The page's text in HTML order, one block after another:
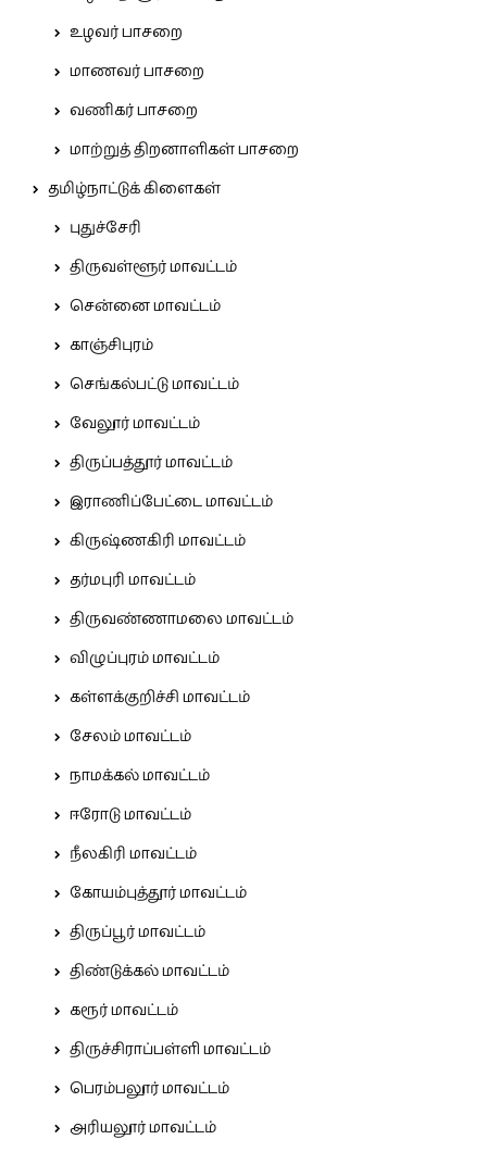
உழவர் பாசறை
மாணவர் பாசறை
வணிகர் பாசறை
மாற்றுத் திறனாளிகள் பாசறை
தமிழ்நாட்டுக் கிளைகள்
புதுச்சேரி
திருவள்ளூர் மாவட்டம்
சென்னை மாவட்டம்
காஞ்சிபுரம்
செங்கல்பட்டு மாவட்டம்
வேலூர் மாவட்டம்
திருப்பத்தூர் மாவட்டம்
இராணிப்பேட்டை மாவட்டம்
கிருஷ்ணகிரி மாவட்டம்
தர்மபுரி மாவட்டம்
திருவண்ணாமலை மாவட்டம்
விழுப்புரம் மாவட்டம்
கள்ளக்குறிச்சி மாவட்டம்
சேலம் மாவட்டம்
நாமக்கல் மாவட்டம்
ஈரோடு மாவட்டம்
நீலகிரி மாவட்டம்
கோயம்புத்தூர் மாவட்டம்
திருப்பூர் மாவட்டம்
திண்டுக்கல் மாவட்டம்
கரூர் மாவட்டம்
திருச்சிராப்பள்ளி மாவட்டம்
பெரம்பலூர் மாவட்டம்
அரியலூர் மாவட்டம்